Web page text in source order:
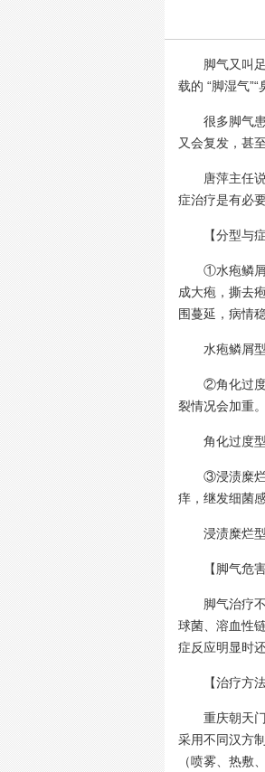
脚气又叫足
载的 “脚湿气
很多脚气患
又会复发，甚
唐萍主任说
症治疗是有必要
【分型与症
①水疱鳞屑型
成大疱，撕去
围蔓延，病情
水疱鳞屑型
②角化过度型
裂情况会加重
角化过度型
③浸渍糜烂型
痒，继发细菌
浸渍糜烂型
【脚气危害
脚气治疗不
球菌、溶血性
症反应明显时
【治疗方
重庆朝天门
采用不同汉方
（喷雾、热敷